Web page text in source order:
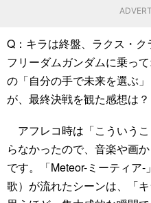
Q：キラは終盤、ラクス・
フリーダムガンダムに乗っ
の「自分の手で未来を選ぶ
が、最終決戦を観た感想は？
アフレコ時は「こういう
らなかったので、音楽や画
です。「Meteor-ミーティア-
歌）が流れたシーンは、「